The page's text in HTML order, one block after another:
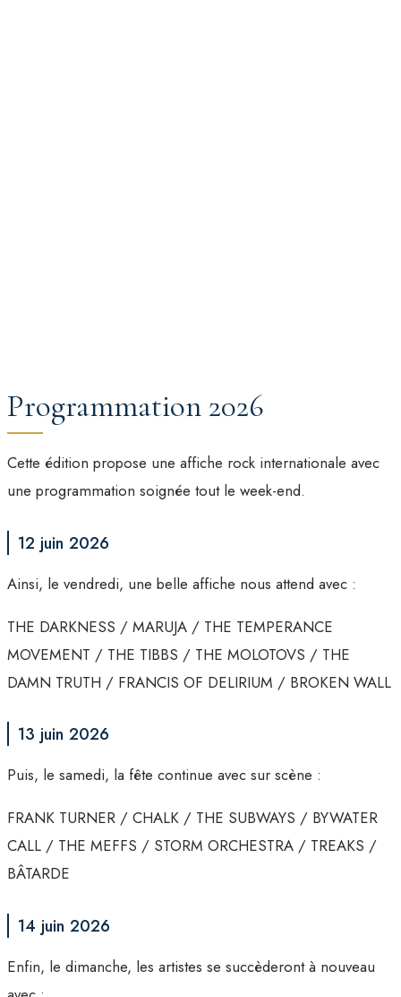
Programmation 2026
Cette édition propose une affiche rock internationale avec
une programmation soignée tout le week-end.
12 juin 2026
Ainsi, le vendredi, une belle affiche nous attend avec :
THE DARKNESS / MARUJA / THE TEMPERANCE
MOVEMENT / THE TIBBS / THE MOLOTOVS / THE
DAMN TRUTH / FRANCIS OF DELIRIUM / BROKEN WALL
13 juin 2026
Puis, le samedi, la fête continue avec sur scène :
FRANK TURNER / CHALK / THE SUBWAYS / BYWATER
CALL / THE MEFFS / STORM ORCHESTRA / TREAKS /
BÂTARDE
14 juin 2026
Enfin, le dimanche, les artistes se succèderont à nouveau